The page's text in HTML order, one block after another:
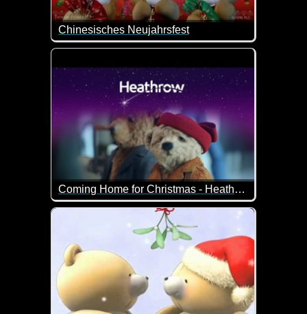
Chinesisches Neujahrsfest
Ein richtig schönes Video zum Chinesischen
Coming Home for Christmas - Heathrow Airport
Heimkommen an Weihnachen - ist das nicht was